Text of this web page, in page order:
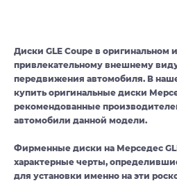
Диски GLE Coupe в оригинальном
привлекательному внешнему
передвижения автомобиля. В
купить оригинальные диски
рекомендованные
автомобили данной модели.
Фирменные диски на Мерседес
характерные черты,
для установки именно на эти